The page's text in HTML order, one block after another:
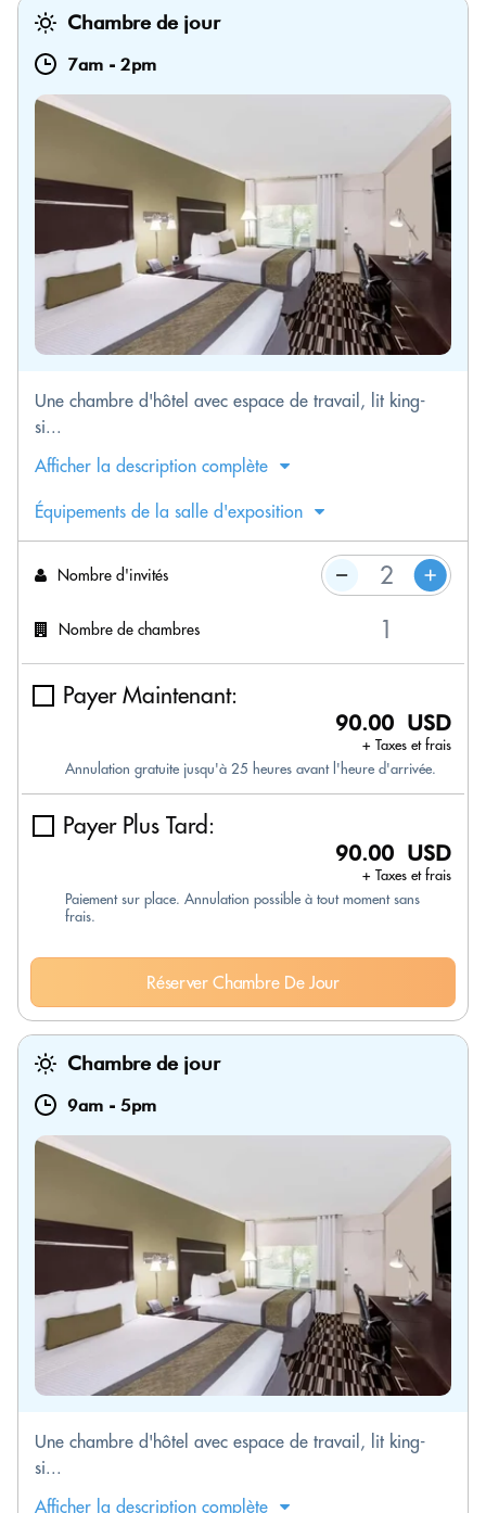
Chambre de jour
7am - 2pm
Une chambre d'hôtel avec espace de travail, lit king-
si...
Afficher la description complète
Équipements de la salle d'exposition
Nombre d'invités
Nombre de chambres
Payer Maintenant:
90.00 USD
+ Taxes et frais
Annulation gratuite jusqu'à 25 heures avant l'heure d'arrivée.
Payer Plus Tard:
90.00 USD
+ Taxes et frais
Paiement sur place. Annulation possible à tout moment sans
frais.
Réserver Chambre De Jour
Chambre de jour
9am - 5pm
Une chambre d'hôtel avec espace de travail, lit king-
si...
Afficher la description complète